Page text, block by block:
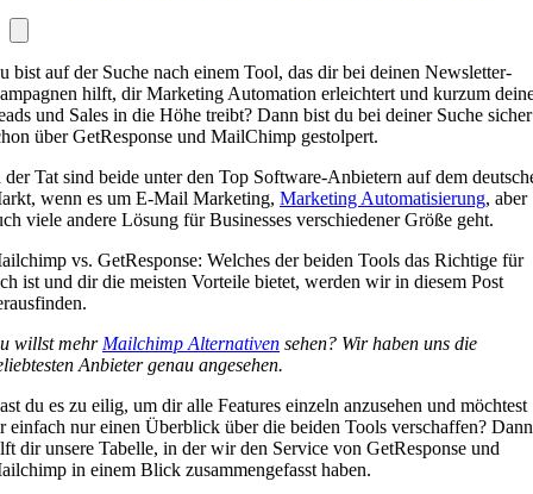
bist auf der Suche nach einem Tool, das dir bei deinen Newsletter-
hilft, dir Marketing Automation erleichtert und kurzum
und Sales in die Höhe treibt? Dann bist du bei deiner Suche sicher
über GetResponse und MailChimp gestolpert.
der Tat sind beide unter den Top Software-Anbietern auf dem
wenn es um E-Mail Marketing, Marketing Automatisierung, aber
viele andere Lösung für Businesses verschiedener Größe geht.
vs. GetResponse: Welches der beiden Tools das Richtige für
ist und dir die meisten Vorteile bietet, werden wir in diesem Post
willst mehrMailchimp Alternativen sehen? Wir haben uns die
Anbieter genau angesehen.
du es zu eilig, um dir alle Features einzeln anzusehen und möchtest
einfach nur einen Überblick über die beiden Tools verschaffen? Dann
dir unsere Tabelle, in der wir den Service von GetResponse und
in einem Blick zusammengefasst haben.